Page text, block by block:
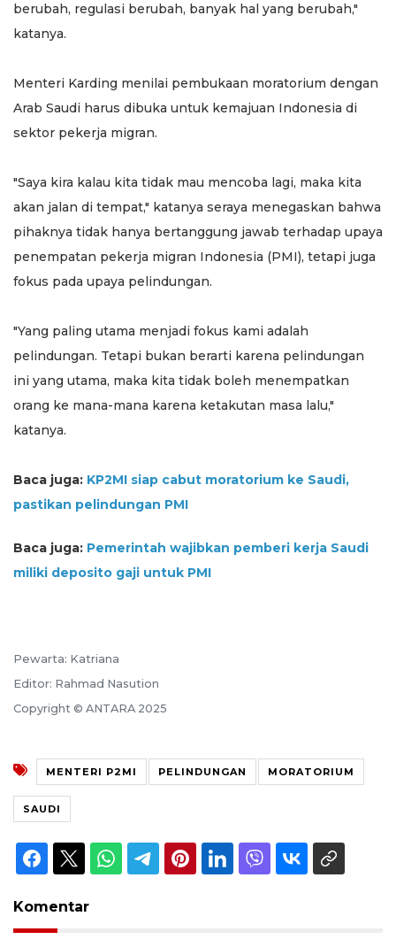
berubah, regulasi berubah, banyak hal yang berubah,"
katanya.
Menteri Karding menilai pembukaan moratorium dengan
Arab Saudi harus dibuka untuk kemajuan Indonesia di
sektor pekerja migran.
"Saya kira kalau kita tidak mau mencoba lagi, maka kita
akan jalan di tempat," katanya seraya menegaskan bahwa
pihaknya tidak hanya bertanggung jawab terhadap upaya
penempatan pekerja migran Indonesia (PMI), tetapi juga
fokus pada upaya pelindungan.
"Yang paling utama menjadi fokus kami adalah
pelindungan. Tetapi bukan berarti karena pelindungan
ini yang utama, maka kita tidak boleh menempatkan
orang ke mana-mana karena ketakutan masa lalu,"
katanya.
Baca juga: KP2MI siap cabut moratorium ke Saudi,
pastikan pelindungan PMI
Baca juga: Pemerintah wajibkan pemberi kerja Saudi
miliki deposito gaji untuk PMI
Pewarta: Katriana
Editor: Rahmad Nasution
Copyright © ANTARA 2025
MENTERI P2MI PELINDUNGAN MORATORIUM
SAUDI
Komentar